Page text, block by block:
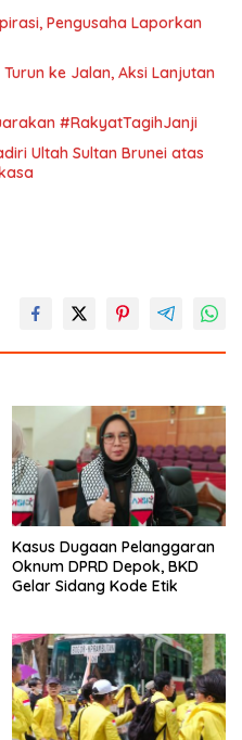
Pengusaha Laporkan
ke Jalan, Aksi Lanjutan
#RakyatTagihJanji
Ultah Sultan Brunei atas
Kasus Dugaan Pelanggaran
Oknum DPRD Depok, BKD
Gelar Sidang Kode Etik